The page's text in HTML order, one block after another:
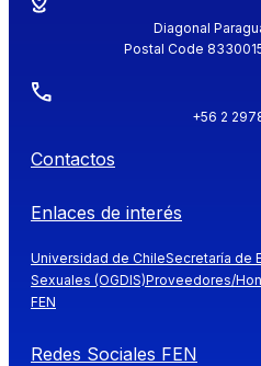
Diagonal
Postal Code
+56 2
Contactos
Enlaces de interés
Universidad de ChileSecretaría de
Sexuales (OGDIS)Proveedores/
FEN
Redes Sociales FEN